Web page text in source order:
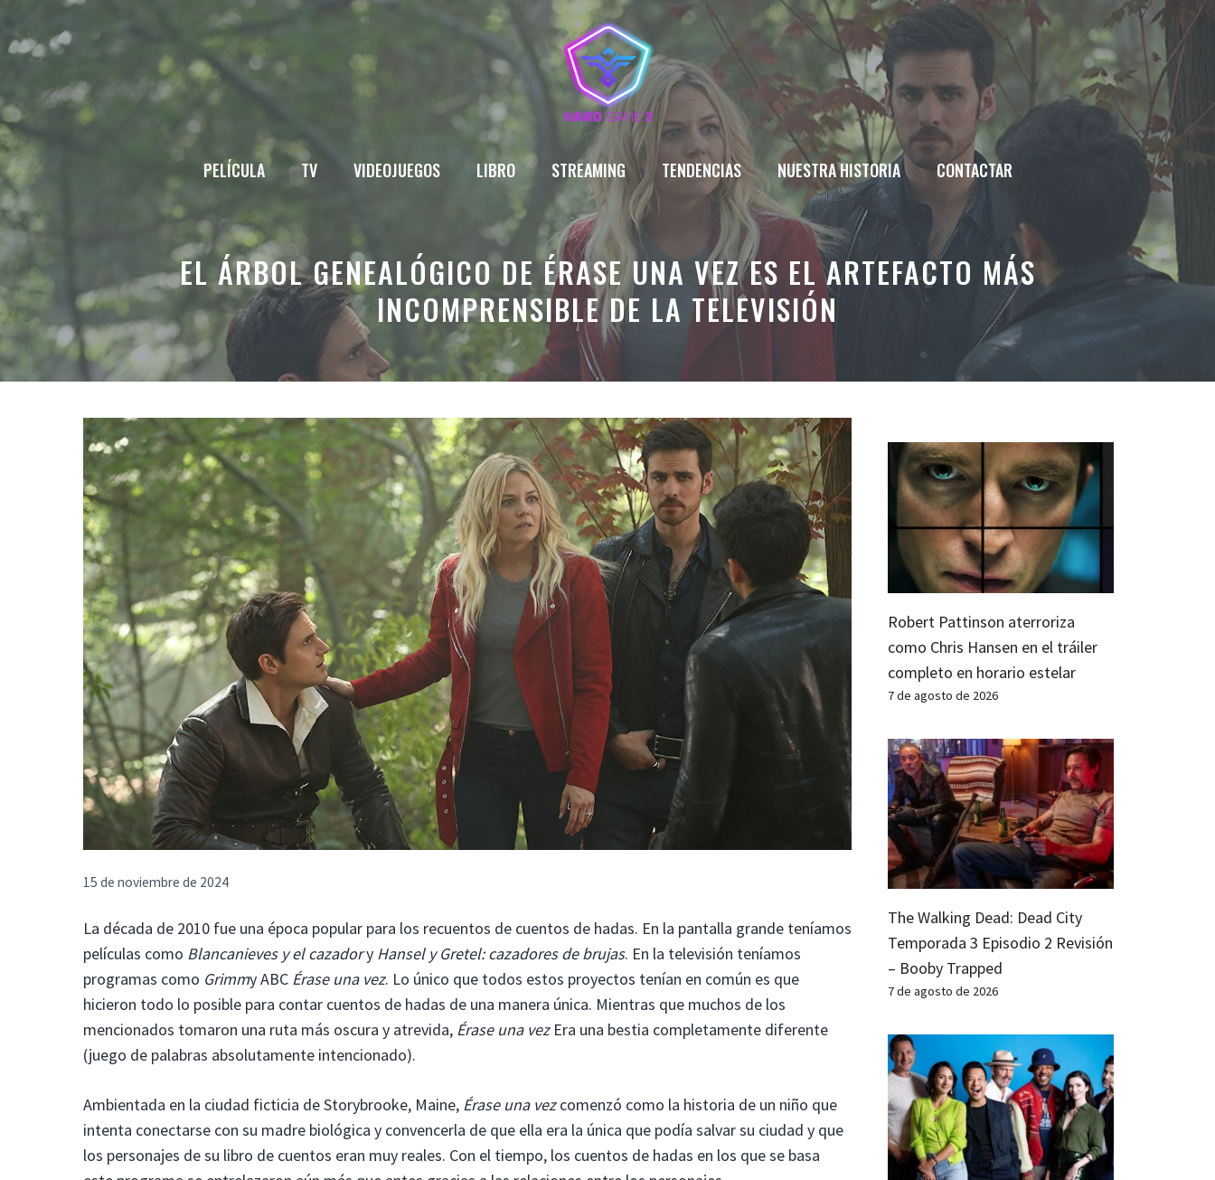
contenido
PELÍCULA TV VIDEOJUEGOS LIBRO STREAMING TENDENCIAS NUESTRA HISTORIA CONTACTAR
EL ÁRBOL GENEALÓGICO DE ÉRASE UNA VEZ ES EL ARTEFACTO MÁS
INCOMPRENSIBLE DE LA TELEVISIÓN
15 de noviembre de 2024
La década de 2010 fue una época popular para los recuentos de cuentos de hadas. En la pantalla grande teníamos
películas como Blancanieves y el cazadory Hansel y Gretel: cazadores de brujas. En la televisión teníamos
programas como Grimmy ABC Érase una vez. Lo único que todos estos proyectos tenían en común es que
hicieron todo lo posible para contar cuentos de hadas de una manera única. Mientras que muchos de los
mencionados tomaron una ruta más oscura y atrevida, Érase una vez Era una bestia completamente diferente
(juego de palabras absolutamente intencionado).
Ambientada en la ciudad ficticia de Storybrooke, Maine, Érase una vezcomenzó como la historia de un niño que
intenta conectarse con su madre biológica y convencerla de que ella era la única que podía salvar su ciudad y que
los personajes de su libro de cuentos eran muy reales. Con el tiempo, los cuentos de hadas en los que se basa
Robert Pattinson aterroriza
como Chris Hansen en el tráiler
completo en horario estelar
7 de agosto de 2026
The Walking Dead: Dead City
Temporada 3 Episodio 2 Revisión
– Booby Trapped
7 de agosto de 2026